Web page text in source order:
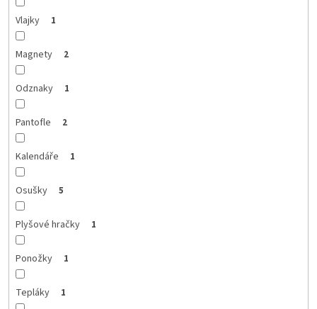
Vlajky 1
Magnety 2
Odznaky 1
Pantofle 2
Kalendáře 1
Osušky 5
Plyšové hračky 1
Ponožky 1
Tepláky 1